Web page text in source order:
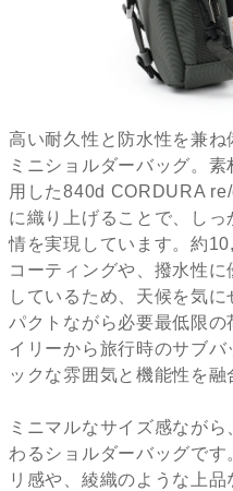
高い耐久性と防水性を兼
ミニショルダーバッグ。
用した840d CORDURA
に織り上げることで、し
情を実現しています。約
コーティングや、撥水性
しているため、天候を気
パクトながら必要最低限
イリーから旅行時のサブ
ックな雰囲気と機能性を融
ミニマルなサイズ感なが
わるショルダーバッグで
リ感や、綾織のような上